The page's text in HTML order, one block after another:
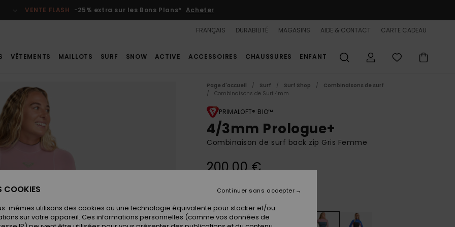
VENTE FLASH -25% extra sur les Bons Plans* Acheter
FRANÇAIS DURABILITÉ MAGASINS AIDE & CONTACT CARTE CADEAU
VÊTEMENTS MAILLOTS SURF SNOW ACTIVE ACCESSOIRES CHAUSSURES ENFANT
Page d'accueil Surf Surf Shop
Combinaisons de surf
Combinaisons de Surf 4mm
PRIMALOFT® BIO™
4/3mm Prologue+
Combinaison de surf back zip Gris Femme
200,00 €
COOKIES
mêmes utilisons des cookies ou une technologie équivalente pour stocker et/ou
sur votre appareil. Ces informations personnelles (comme vos données de
Continuer sans accepter